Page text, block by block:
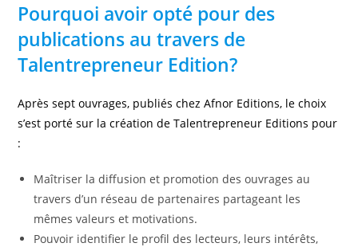
Pourquoi avoir opté pour des
publications au travers de
Talentrepreneur Edition?
Après sept ouvrages, publiés chez Afnor Editions, le choix
s’est porté sur la création de Talentrepreneur Editions pour
:
Maîtriser la diffusion et promotion des ouvrages au
travers d’un réseau de partenaires partageant les
mêmes valeurs et motivations.
Pouvoir identifier le profil des lecteurs, leurs intérêts,